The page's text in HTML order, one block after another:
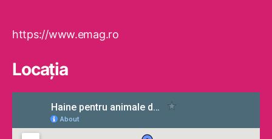
https://www.emag.ro
Locaţia